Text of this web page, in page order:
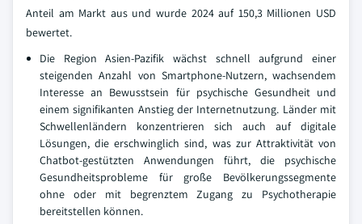
Anteil am Markt aus und wurde 2024 auf 150,3 Millionen USD
bewertet.
Die Region Asien-Pazifik wächst schnell aufgrund einer
steigenden Anzahl von Smartphone-Nutzern, wachsendem
Interesse an Bewusstsein für psychische Gesundheit und
einem signifikanten Anstieg der Internetnutzung. Länder mit
Schwellenländern konzentrieren sich auch auf digitale
Lösungen, die erschwinglich sind, was zur Attraktivität von
Chatbot-gestützten Anwendungen führt, die psychische
Gesundheitsprobleme für große Bevölkerungssegmente
ohne oder mit begrenztem Zugang zu Psychotherapie
bereitstellen können.